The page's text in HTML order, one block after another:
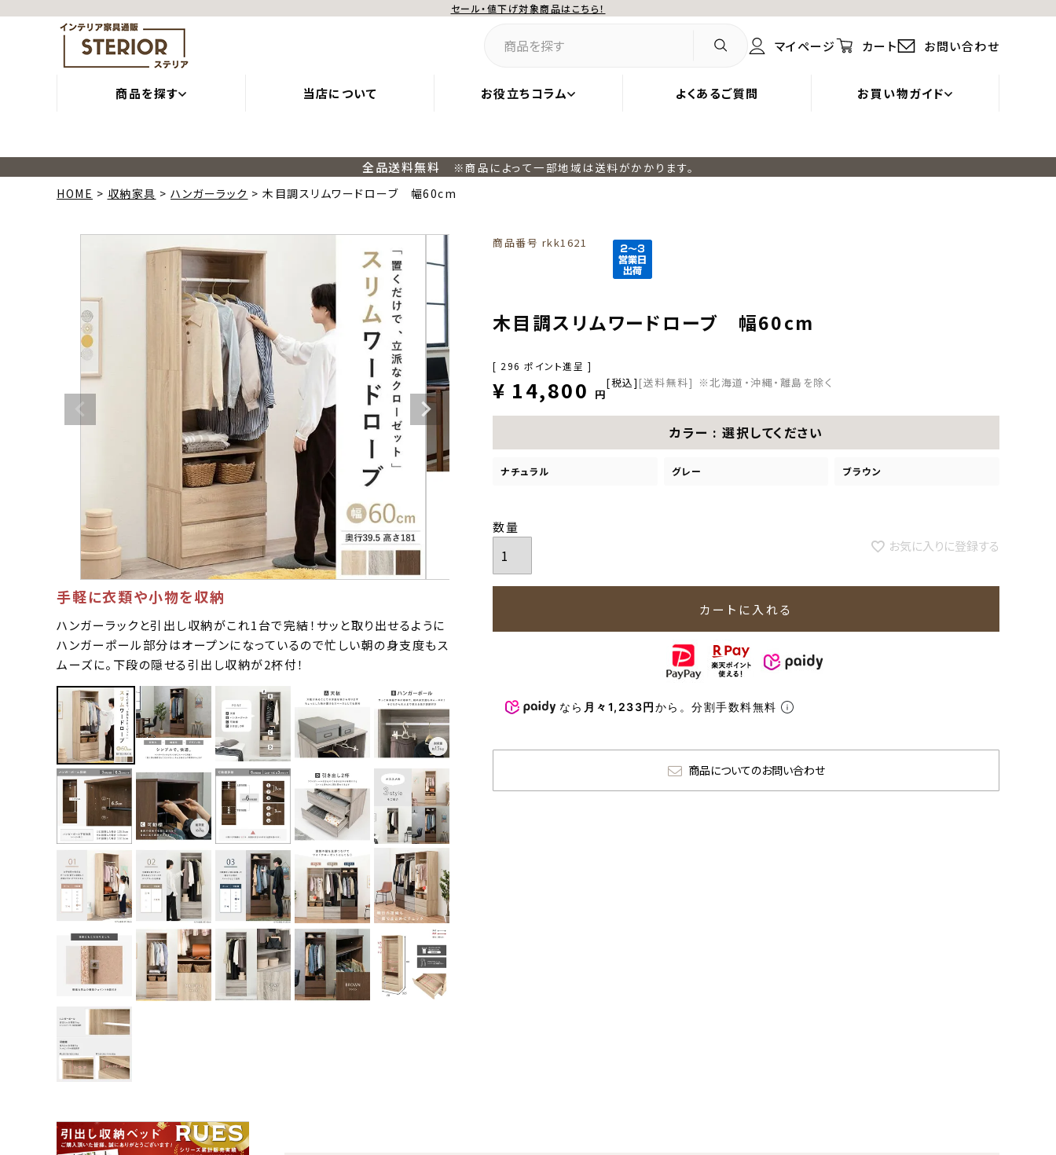
セール・値下げ対象商品はこちら！
マイページ カート お問い合わせ
商品を探す 当店について お役立ちコラム よくあるご質問 お買い物ガイド
全品送料無料
※商品によって一部地域は送料がかかります。
HOME
収納家具 ハンガーラック 木目調スリムワードローブ 幅60cm
手軽に衣類や小物を収納
ハンガーラックと引出し収納がこれ1台で完結！サッと取り出せるように
ハンガーポール部分はオープンになっているので忙しい朝の身支度もス
ムーズに。下段の隠せる引出し収納が2杯付！
商品番号 rkk1621
木目調スリムワードローブ 幅60cm
[ 296 ポイント進呈 ]
¥ 14,800 税込 [送料無料] ※北海道・沖縄・離島を除く
カラー 選択してください
ナチュラル グレー ブラウン
お気に入りに登録する
カートに入れる
なら 月々1,233円から。分割手数料無料
商品についてのお問い合わせ